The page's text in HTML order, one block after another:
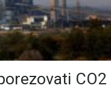
CO2